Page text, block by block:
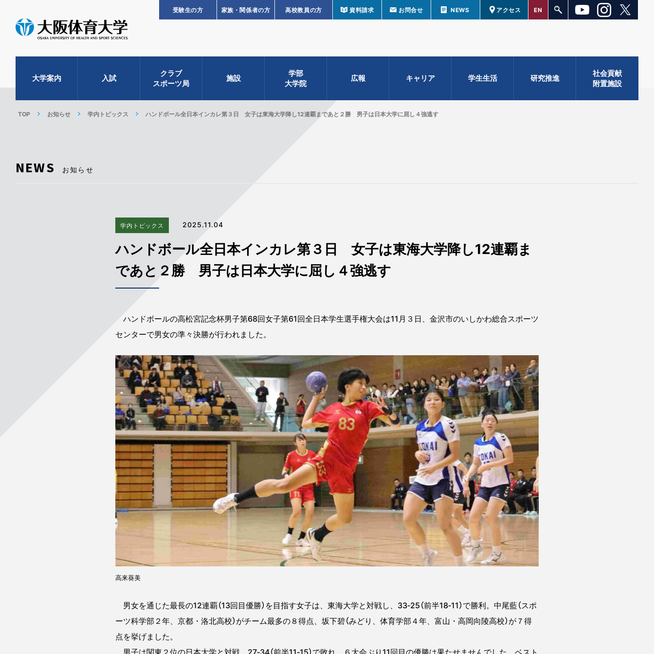
受験生の方 家族・関係者の方 高校教員の方 資料請求 お問合せ NEWS アクセス EN
大学案内 入試
クラブ
スポーツ局
施設
学部
大学院
広報 キャリア 学生生活 研究推進
社会貢献
附置施設
TOP お知らせ 学内トピックス ハンドボール全日本インカレ第３日 女子は東海大学降し12連覇まであと２勝 男子は日本大学に屈し４強逃す
NEWS お知らせ
学内トピックス 2025.11.04
ハンドボール全日本インカレ第３日 女子は東海大学降し12連覇ま
であと２勝 男子は日本大学に屈し４強逃す
ハンドボールの高松宮記念杯男子第68回女子第61回全日本学生選手権大会は11月３日、金沢市のいしかわ総合スポーツ
センターで男女の準々決勝が行われました。
高来葵美
男女を通じた最長の12連覇（13回目優勝）を目指す女子は、東海大学と対戦し、33‐25（前半18‐11）で勝利。中尾藍（スポ
ーツ科学部２年、京都・洛北高校）がチーム最多の８得点、坂下碧（みどり、体育学部４年、富山・高岡向陵高校）が７得
点を挙げました。
男子は関東２位の日本大学と対戦。27‐34（前半11‐15）で敗れ、６大会ぶり11回目の優勝は果たせませんでした。ベスト